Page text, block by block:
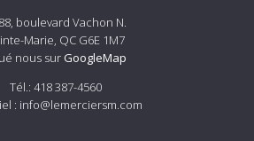
boulevard Vachon N.
Marie, QC G6E 1M7
nous sur GoogleMap
Tél.: 418 387-4560
: info@lemerciersm.com